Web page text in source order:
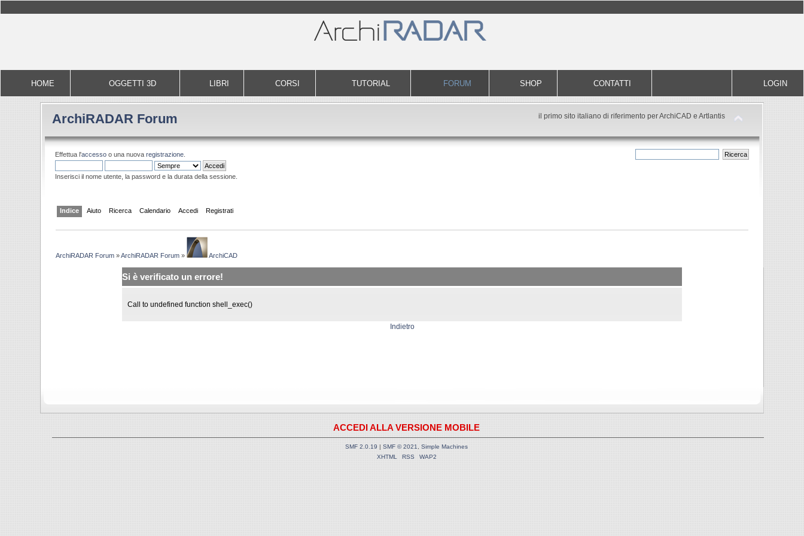
HOME OGGETTI 3D LIBRI CORSI TUTORIAL FORUM SHOP CONTATTI LOGIN
ArchiRADAR Forum il primo sito italiano di riferimento per ArchiCAD e Artlantis
Effettua l'accesso o una nuovaregistrazione.
Inserisci il nome utente, la password e la durata della sessione.
Indice Aiuto Ricerca Calendario Accedi Registrati
ArchiRADAR Forum »ArchiRADAR Forum » ArchiCAD
Si è verificato un errore!
Call to undefined function shell_exec()
Indietro
ACCEDI ALLA VERSIONE MOBILE
SMF 2.0.19 | SMF © 2021
Simple Machines
XHTML
RSS WAP2